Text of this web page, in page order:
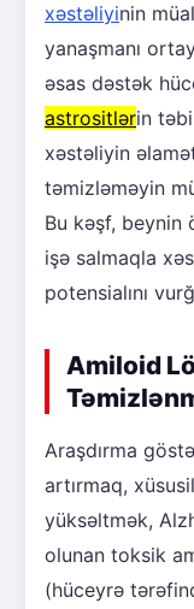
xəstəliyinin
yanaşmanı
əsas dəstək
astrositlərin
xəstəliyin
təmizləməyin
Bu kəşf, beynin
işə salmaqla
potensialını
Amiloid
Araşdırma
artırmaq,
yüksəltmək,
olunan toksik
(hüceyrə